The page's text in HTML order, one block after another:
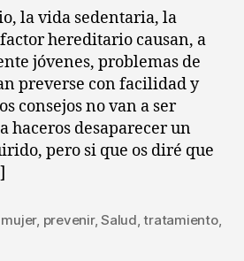
Problemas
varices
la vida sedentaria, la
hereditario causan, a
jóvenes, problemas de
preverse con facilidad y
consejos no van a ser
haceros desaparecer un
pero si que os diré que
mujer, prevenir,Salud ,tratamiento,